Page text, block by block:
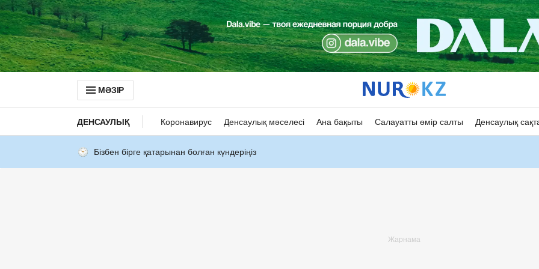
МӘЗІР
ДЕНСАУЛЫҚ Коронавирус Денсаулық мәселесі Ана бақыты Салауатты өмір салты Денсаулық
Бізбен бірге қатарынан болған күндеріңіз